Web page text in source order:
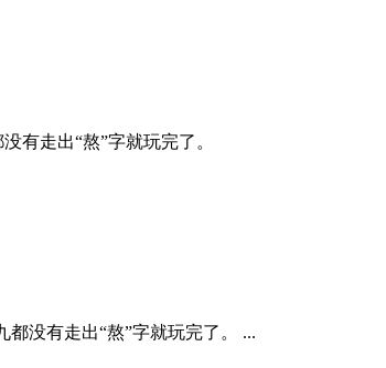
有走出“熬”字就玩完了。
都没有走出“熬”字就玩完了。 ...